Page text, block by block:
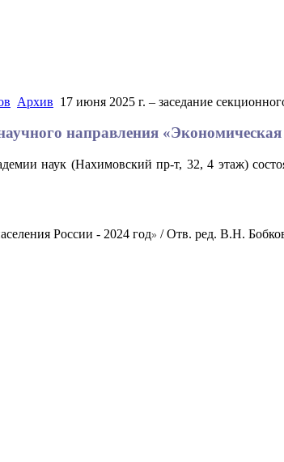
Архив 17 июня 2025 г. – заседание
направления
наук (Нахимовский пр-т, 32, 4 этаж)
России - 2024 год» / Отв. ред. В.Н.